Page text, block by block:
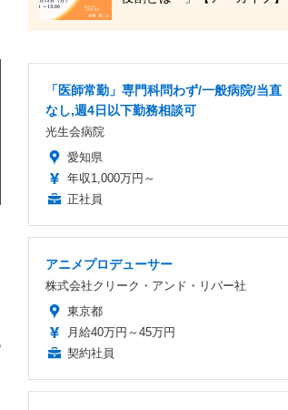
「医師常勤」専門科問わず/一般病院/当直
なし,週4日以下勤務相談可
光生会病院
愛知県
年収1,000万円～
正社員
アニメプロデューサー
株式会社クリーク・アンド・リバー社
東京都
月給40万円～45万円
契約社員